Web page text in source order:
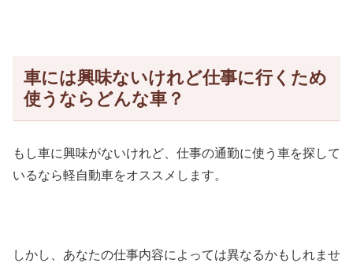
車には興味ないけれど仕事に行くため
使うならどんな車？
もし車に興味がないけれど、仕事の通勤に使う車を探して
いるなら軽自動車をオススメします。
しかし、あなたの仕事内容によっては異なるかもしれませ